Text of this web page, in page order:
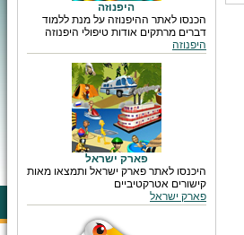
היפנוזה
הכנסו לאתר ההיפנוזה על מנת ללמוד
דברים מרתקים אודות טיפולי היפנוזה
היפנוזה
פארק ישראל
היכנסו לאתר פארק ישראל ותמצאו מאות
קישורים אטרקטיביים
פארק ישראל